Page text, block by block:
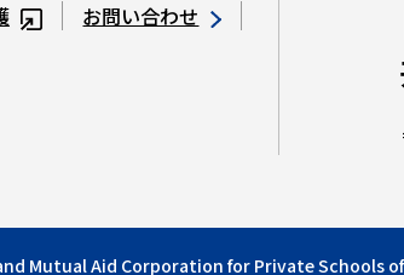
お問い合わせ
Mutual Aid Corporation for Private Schools